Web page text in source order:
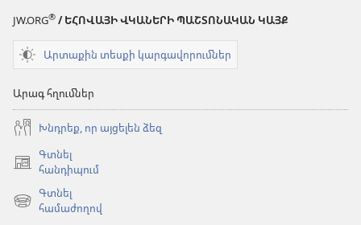
JW.ORG® / ԵՀՈՎԱՅԻ ՎԿԱՆԵՐԻ ՊԱՇՏՈՆԱԿԱՆ ԿԱՅՔ
Արտաքին տեսքի կարգավորումներ
Արագ հղումներ
Խնդրեք, որ այցելեն ձեզ
Գտնել
հանդիպում
(բացվում
նոր
պատուհան)
Գտնել
համաժողով
(բացվում